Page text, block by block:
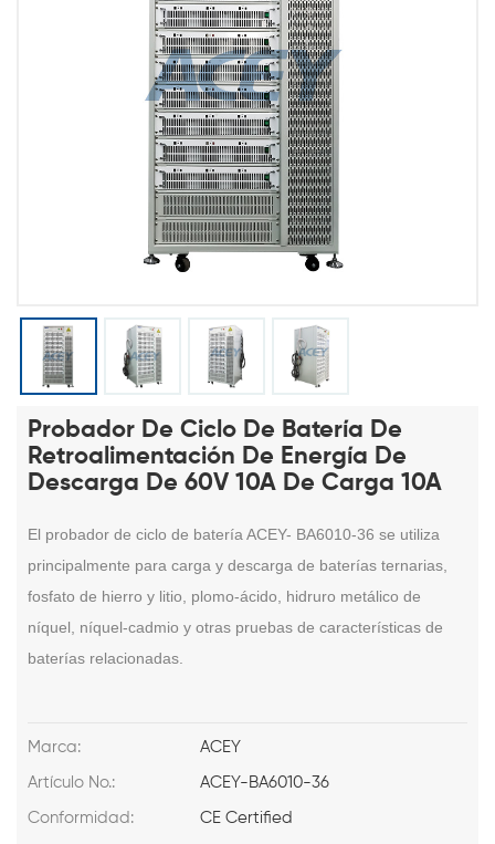
Probador De Ciclo De Batería De
Retroalimentación De Energía De
Descarga De 60V 10A De Carga 10A
El probador de ciclo de bateríaACEY- BA6010-36 se utiliza
principalmente para carga y descarga de baterías ternarias,
fosfato de hierro y litio, plomo-ácido, hidruro metálico de
níquel, níquel-cadmio y otras pruebas de características de
baterías relacionadas.
Marca: ACEY
Artículo No.: ACEY-BA6010-36
Conformidad: CE Certified